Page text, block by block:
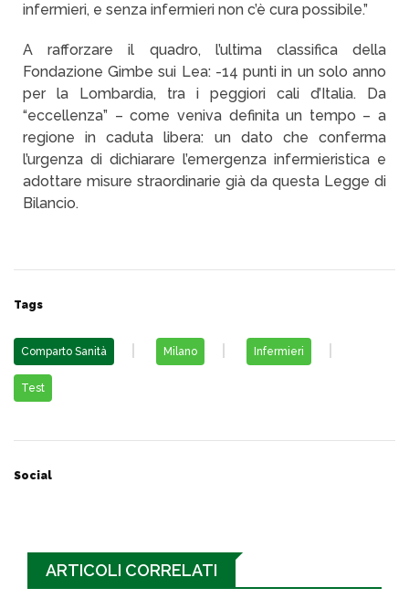
infermieri, e senza infermieri non c’è cura possibile.”
A rafforzare il quadro, l’ultima classifica della
Fondazione Gimbe sui Lea: -14 punti in un solo anno
per la Lombardia, tra i peggiori cali d’Italia. Da
“eccellenza” – come veniva definita un tempo – a
regione in caduta libera: un dato che conferma
l’urgenza di dichiarare l’emergenza infermieristica e
adottare misure straordinarie già da questa Legge di
Bilancio.
Tags
Comparto Sanità Milano Infermieri
Test
Social
ARTICOLI CORRELATI